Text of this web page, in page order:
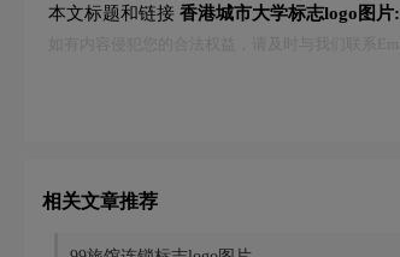
本文标题和链接 香港城市大学标志logo图片:
相关文章推荐